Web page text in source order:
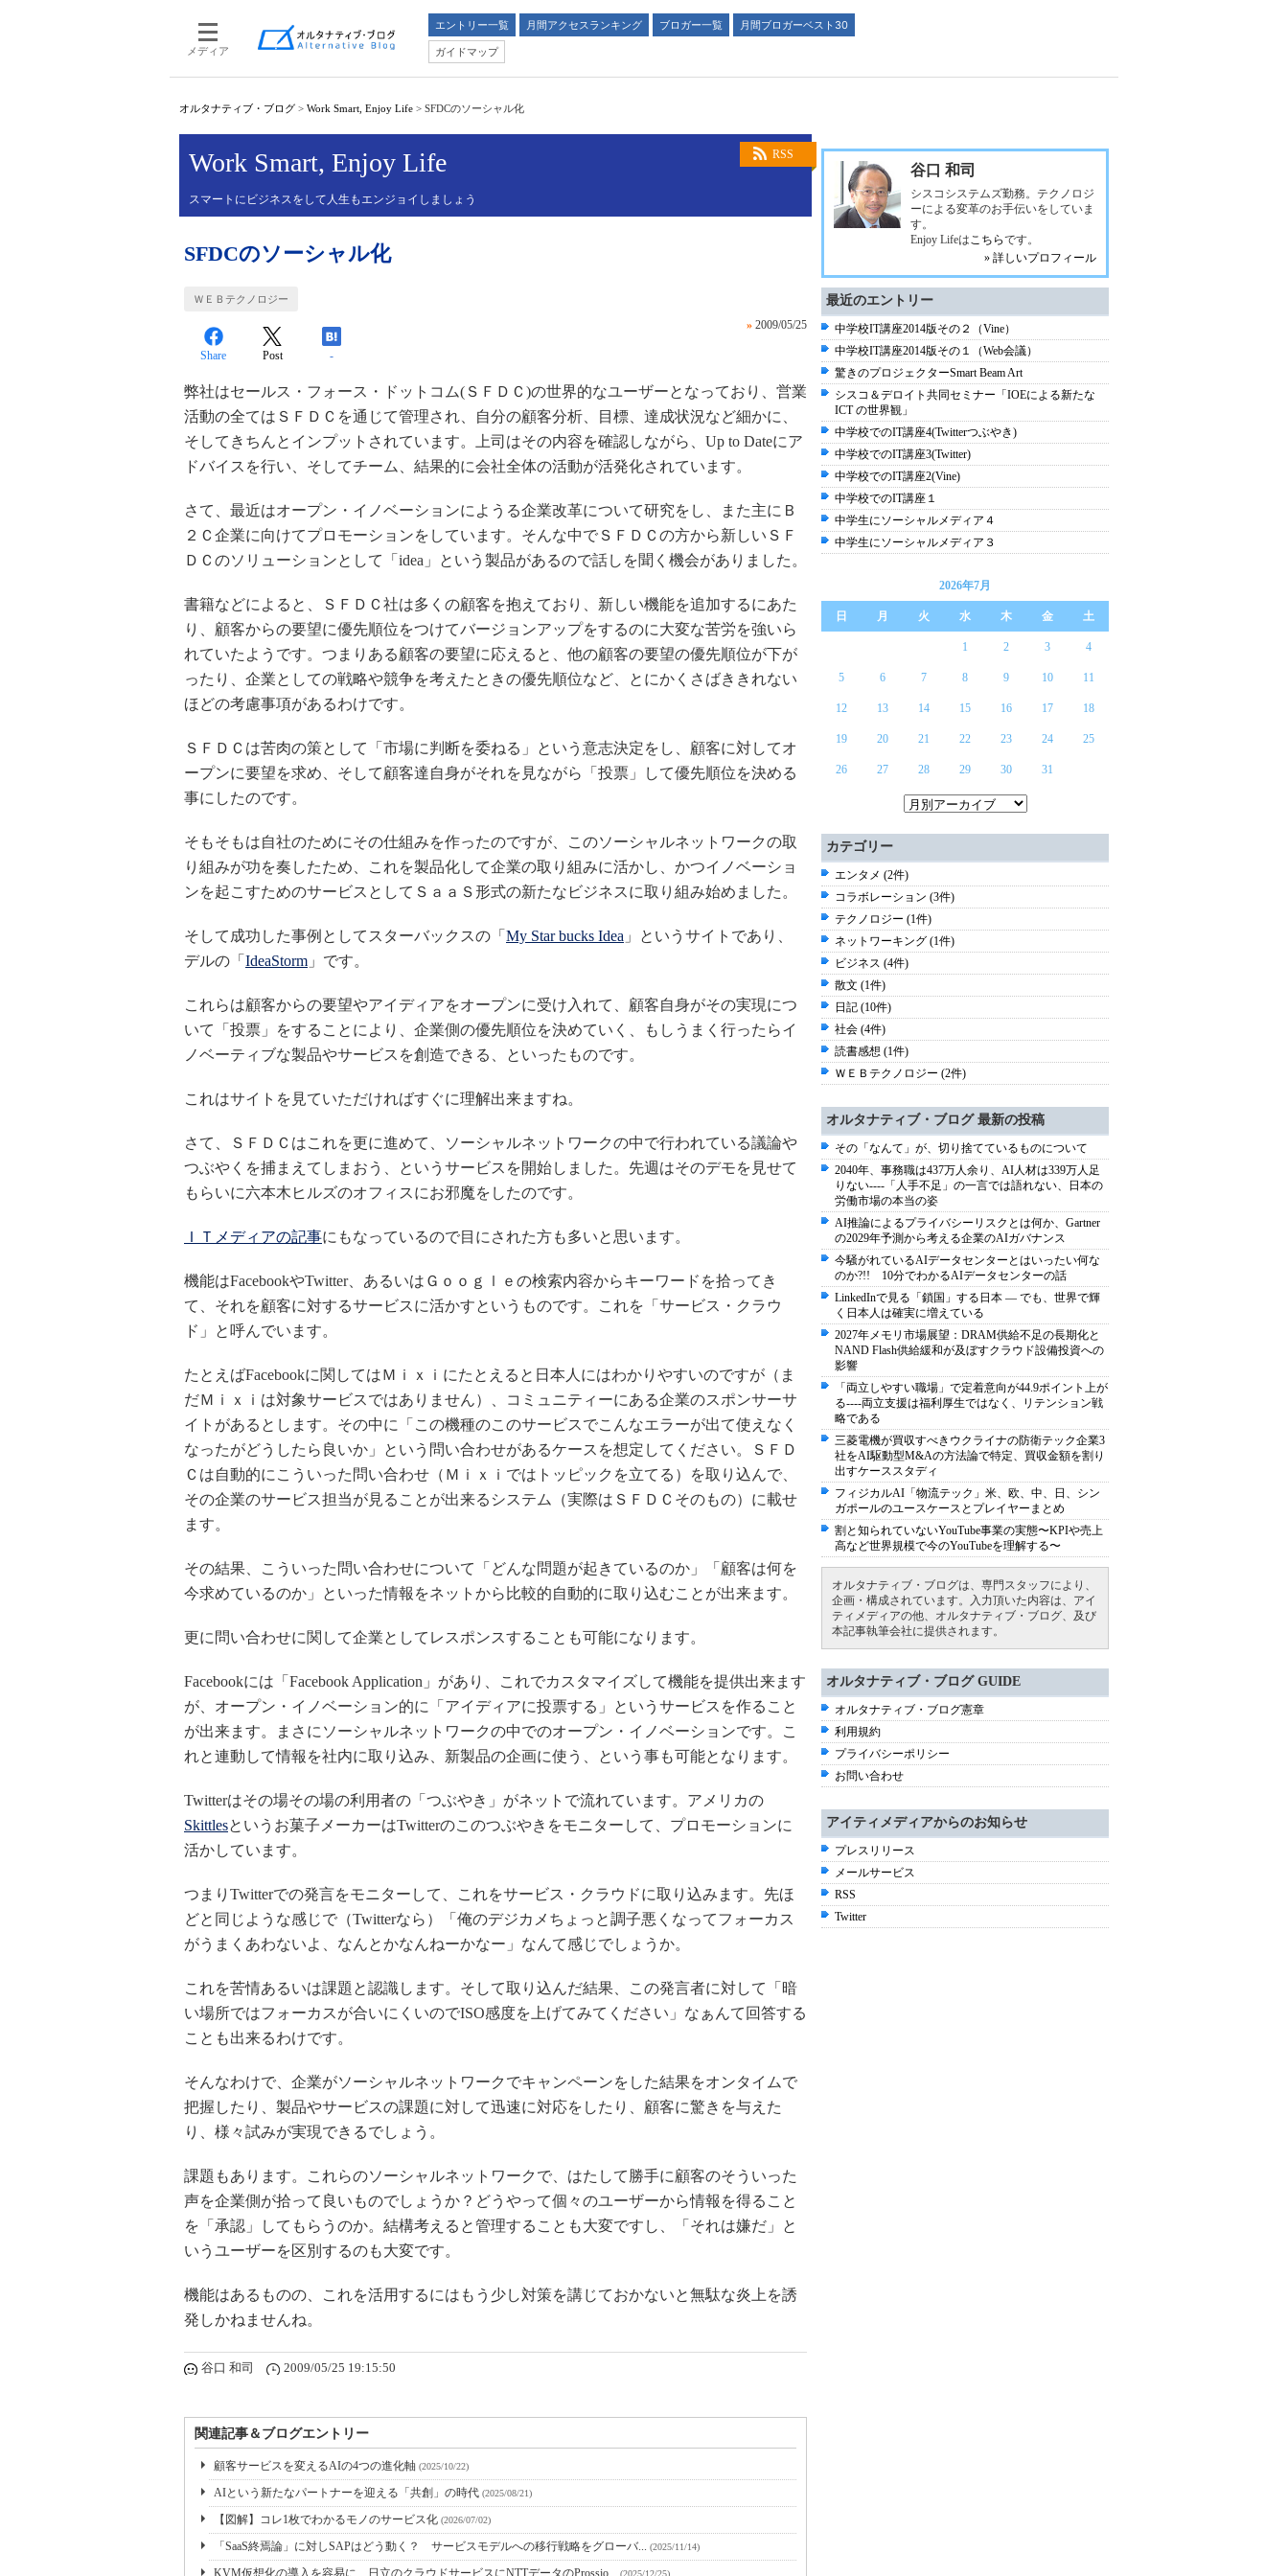
メディア
エントリー一覧 月間アクセスランキング ブロガー一覧
月間ブロガーベスト30
ガイドマップ
オルタナティブ・ブログ > Work Smart, Enjoy Life > SFDCのソーシャル化
RSS
Work Smart, Enjoy Life
スマートにビジネスをして人生もエンジョイしましょう
SFDCのソーシャル化
ＷＥＢテクノロジー
» 2009/05/25
Share Post -
弊社はセールス・フォース・ドットコム(ＳＦＤＣ)の世界的なユーザーとなっており、営業
活動の全てはＳＦＤＣを通じて管理され、自分の顧客分析、目標、達成状況など細かに、
そしてきちんとインプットされています。上司はその内容を確認しながら、Up to Dateにア
ドバイスを行い、そしてチーム、結果的に会社全体の活動が活発化されています。
さて、最近はオープン・イノベーションにようる企業改革について研究をし、また主にＢ
２Ｃ企業に向けてプロモーションをしています。そんな中でＳＦＤＣの方から新しいＳＦ
ＤＣのソリューションとして「idea」という製品があるので話しを聞く機会がありました。
書籍などによると、ＳＦＤＣ社は多くの顧客を抱えており、新しい機能を追加するにあた
り、顧客からの要望に優先順位をつけてバージョンアップをするのに大変な苦労を強いら
れていたようです。つまりある顧客の要望に応えると、他の顧客の要望の優先順位が下が
ったり、企業としての戦略や競争を考えたときの優先順位など、とにかくさばききれない
ほどの考慮事項があるわけです。
ＳＦＤＣは苦肉の策として「市場に判断を委ねる」という意志決定をし、顧客に対してオ
ープンに要望を求め、そして顧客達自身がそれを見ながら「投票」して優先順位を決める
事にしたのです。
そもそもは自社のためにその仕組みを作ったのですが、このソーシャルネットワークの取
り組みが功を奏したため、これを製品化して企業の取り組みに活かし、かつイノベーショ
ンを起こすためのサービスとしてＳａａＳ形式の新たなビジネスに取り組み始めました。
そして成功した事例としてスターバックスの「 My Star bucks Idea 」というサイトであり、
デルの「 IdeaStorm 」です。
これらは顧客からの要望やアイディアをオープンに受け入れて、顧客自身がその実現につ
いて「投票」をすることにより、企業側の優先順位を決めていく、もしうまく行ったらイ
ノベーティブな製品やサービスを創造できる、といったものです。
これはサイトを見ていただければすぐに理解出来ますね。
さて、ＳＦＤＣはこれを更に進めて、ソーシャルネットワークの中で行われている議論や
つぶやくを捕まえてしまおう、というサービスを開始しました。先週はそのデモを見せて
もらいに六本木ヒルズのオフィスにお邪魔をしたのです。
ＩＴメディアの記事にもなっているので目にされた方も多いと思います。
機能はFacebookやTwitter、あるいはＧｏｏｇｌｅの検索内容からキーワードを拾ってき
て、それを顧客に対するサービスに活かすというものです。これを「サービス・クラウ
ド」と呼んでいます。
たとえばFacebookに関してはＭｉｘｉにたとえると日本人にはわかりやすいのですが（ま
だＭｉｘｉは対象サービスではありません）、コミュニティーにある企業のスポンサーサ
イトがあるとします。その中に「この機種のこのサービスでこんなエラーが出て使えなく
なったがどうしたら良いか」という問い合わせがあるケースを想定してください。ＳＦＤ
Ｃは自動的にこういった問い合わせ（Ｍｉｘｉではトッピックを立てる）を取り込んで、
その企業のサービス担当が見ることが出来るシステム（実際はＳＦＤＣそのもの）に載せ
ます。
その結果、こういった問い合わせについて「どんな問題が起きているのか」「顧客は何を
今求めているのか」といった情報をネットから比較的自動的に取り込むことが出来ます。
更に問い合わせに関して企業としてレスポンスすることも可能になります。
Facebookには「Facebook Application」があり、これでカスタマイズして機能を提供出来ます
が、オープン・イノベーション的に「アイディアに投票する」というサービスを作ること
が出来ます。まさにソーシャルネットワークの中でのオープン・イノベーションです。こ
れと連動して情報を社内に取り込み、新製品の企画に使う、という事も可能となります。
Twitterはその場その場の利用者の「つぶやき」がネットで流れています。アメリカの
Skittlesというお菓子メーカーはTwitterのこのつぶやきをモニターして、プロモーションに
活かしています。
つまりTwitterでの発言をモニターして、これをサービス・クラウドに取り込みます。先ほ
どと同じような感じで（Twitterなら）「俺のデジカメちょっと調子悪くなってフォーカス
がうまくあわないよ、なんとかなんねーかなー」なんて感じでしょうか。
これを苦情あるいは課題と認識します。そして取り込んだ結果、この発言者に対して「暗
い場所ではフォーカスが合いにくいのでISO感度を上げてみてください」なぁんて回答する
ことも出来るわけです。
そんなわけで、企業がソーシャルネットワークでキャンペーンをした結果をオンタイムで
把握したり、製品やサービスの課題に対して迅速に対応をしたり、顧客に驚きを与えた
り、様々試みが実現できるでしょう。
課題もあります。これらのソーシャルネットワークで、はたして勝手に顧客のそういった
声を企業側が拾って良いものでしょうか？どうやって個々のユーザーから情報を得ること
を「承認」してもらうのか。結構考えると管理することも大変ですし、「それは嫌だ」と
いうユーザーを区別するのも大変です。
機能はあるものの、これを活用するにはもう少し対策を講じておかないと無駄な炎上を誘
発しかねませんね。
谷口 和司 2009/05/25 19:15:50
関連記事＆ブログエントリー
顧客サービスを変えるAIの4つの進化軸 (2025/10/22)
AIという新たなパートナーを迎える「共創」の時代 (2025/08/21)
【図解】コレ1枚でわかるモノのサービス化 (2026/07/02)
「SaaS終焉論」に対しSAPはどう動く？ サービスモデルへの移行戦略をグローバ... (2025/11/14)
KVM仮想化の導入を容易に 日立のクラウドサービスにNTTデータのProssio... (2025/12/25)
谷口 和司
シスコシステムズ勤務。テクノロジ
ーによる変革のお手伝いをしていま
す。
Enjoy Lifeはこちらです。
» 詳しいプロフィール
最近のエントリー
中学校IT講座2014版その２（Vine）
中学校IT講座2014版その１（Web会議）
驚きのプロジェクターSmart Beam Art
シスコ＆デロイト共同セミナー「IOEによる新たな
ICT の世界観」
中学校でのIT講座4(Twitterつぶやき)
中学校でのIT講座3(Twitter)
中学校でのIT講座2(Vine)
中学校でのIT講座１
中学生にソーシャルメディア４
中学生にソーシャルメディア３
2026年7月
日 月 火 水 木 金 土
1 2 3 4
5 6 7 8 9 10 11
12 13 14 15 16 17 18
19 20 21 22 23 24 25
26 27 28 29 30 31
カテゴリー
エンタメ (2件)
コラボレーション (3件)
テクノロジー (1件)
ネットワーキング (1件)
ビジネス (4件)
散文 (1件)
日記 (10件)
社会 (4件)
読書感想 (1件)
ＷＥＢテクノロジー (2件)
オルタナティブ・ブログ 最新の投稿
その「なんて」が、切り捨てているものについて
2040年、事務職は437万人余り、AI人材は339万人足
りない----「人手不足」の一言では語れない、日本の
労働市場の本当の姿
AI推論によるプライバシーリスクとは何か、Gartner
の2029年予測から考える企業のAIガバナンス
今騒がれているAIデータセンターとはいったい何な
のか?!! 10分でわかるAIデータセンターの話
LinkedInで見る「鎖国」する日本 ― でも、世界で輝
く日本人は確実に増えている
2027年メモリ市場展望：DRAM供給不足の長期化と
NAND Flash供給緩和が及ぼすクラウド設備投資への
影響
「両立しやすい職場」で定着意向が44.9ポイント上が
る----両立支援は福利厚生ではなく、リテンション戦
略である
三菱電機が買収すべきウクライナの防衛テック企業3
社をAI駆動型M&Aの方法論で特定、買収金額を割り
出すケーススタディ
フィジカルAI「物流テック」米、欧、中、日、シン
ガポールのユースケースとプレイヤーまとめ
割と知られていないYouTube事業の実態〜KPIや売上
高など世界規模で今のYouTubeを理解する〜
オルタナティブ・ブログは、専門スタッフにより、
企画・構成されています。入力頂いた内容は、アイ
ティメディアの他、オルタナティブ・ブログ、及び
本記事執筆会社に提供されます。
オルタナティブ・ブログ GUIDE
オルタナティブ・ブログ憲章
利用規約
プライバシーポリシー
お問い合わせ
アイティメディアからのお知らせ
プレスリリース
メールサービス
RSS
Twitter